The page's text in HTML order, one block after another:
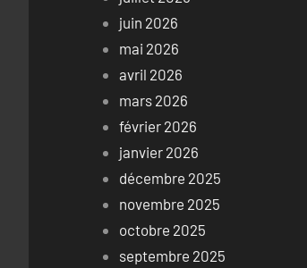
juin 2026
mai 2026
avril 2026
mars 2026
février 2026
janvier 2026
décembre 2025
novembre 2025
octobre 2025
septembre 2025